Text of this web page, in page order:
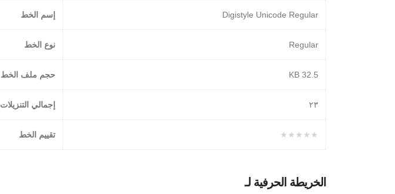
Digistyle Unicode Regular إسم الخط
Regular نوع الخط
32.5 KB حجم ملف الخط
٢۳ إجمالي التنزيلات
★★★★★ تقييم الخط
الخريطة الحرفية لـ